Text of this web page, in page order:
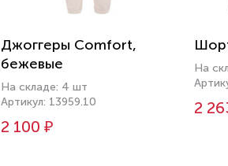
Джоггеры Comfort,
бежевые
На складе: 4 шт
Артикул: 13959.10
2 100 ₽
На
2